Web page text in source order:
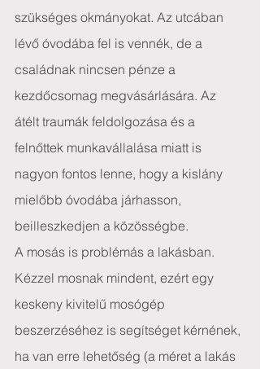
szükséges okmányokat. Az utcában
lévő óvodába fel is vennék, de a
családnak nincsen pénze a
kezdőcsomag megvásárlására. Az
átélt traumák feldolgozása és a
felnőttek munkavállalása miatt is
nagyon fontos lenne, hogy a kislány
mielőbb óvodába járhasson,
beilleszkedjen a közösségbe.
A mosás is problémás a lakásban.
Kézzel mosnak mindent, ezért egy
keskeny kivitelű mosógép
beszerzéséhez is segítséget kérnének,
ha van erre lehetőség (a méret a lakás